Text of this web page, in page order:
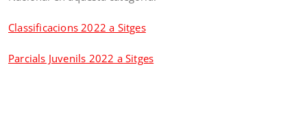
Classificacions 2022 a Sitges
Parcials Juvenils 2022 a Sitges